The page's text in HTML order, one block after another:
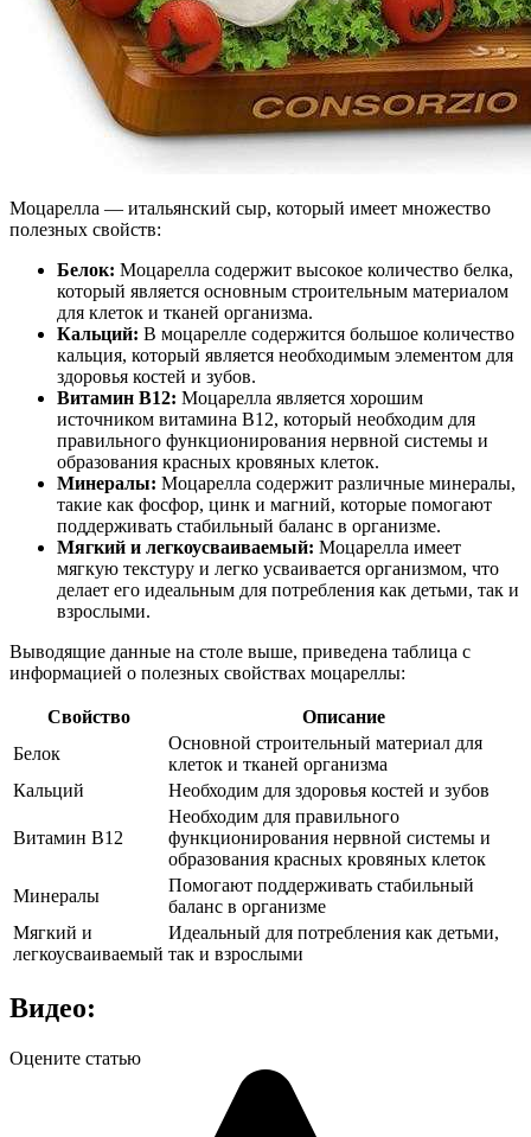
Моцарелла — итальянский сыр, который имеет множество
полезных свойств:
Белок: Моцарелла содержит высокое количество белка,
который является основным строительным материалом
для клеток и тканей организма.
Кальций: В моцарелле содержится большое количество
кальция, который является необходимым элементом для
здоровья костей и зубов.
Витамин B12: Моцарелла является хорошим
источником витамина B12, который необходим для
правильного функционирования нервной системы и
образования красных кровяных клеток.
Минералы: Моцарелла содержит различные минералы,
такие как фосфор, цинк и магний, которые помогают
поддерживать стабильный баланс в организме.
Мягкий и легкоусваиваемый: Моцарелла имеет
мягкую текстуру и легко усваивается организмом, что
делает его идеальным для потребления как детьми, так и
взрослыми.
Выводящие данные на столе выше, приведена таблица с
информацией о полезных свойствах моцареллы:
Свойство
Описание
Белок
Основной строительный материал для
клеток и тканей организма
Кальций
Необходим для здоровья костей и зубов
Витамин B12
Необходим для правильного
функционирования нервной системы и
образования красных кровяных клеток
Минералы
Помогают поддерживать стабильный
баланс в организме
Мягкий и
легкоусваиваемый
Идеальный для потребления как детьми,
так и взрослыми
Видео:
Оцените статью